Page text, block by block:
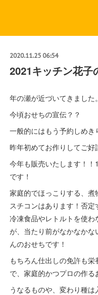
2020.11.25 06:54
2021キッチン花子
年の瀬が近づいてきました。
今頃おせちの宣伝？？
一般的にはもう予約しめき
昨年初めてお作りしてご好
今年も販売いたします！
です！
家庭的でほっこりする、
スチコンはあります！否定
冷凍食品やレトルトを使
が、当たり前がなかなかな
んのおせちです！
もちろん仕出しの免許も
で、家庭的かつプロの作
うなるものや、変わり種